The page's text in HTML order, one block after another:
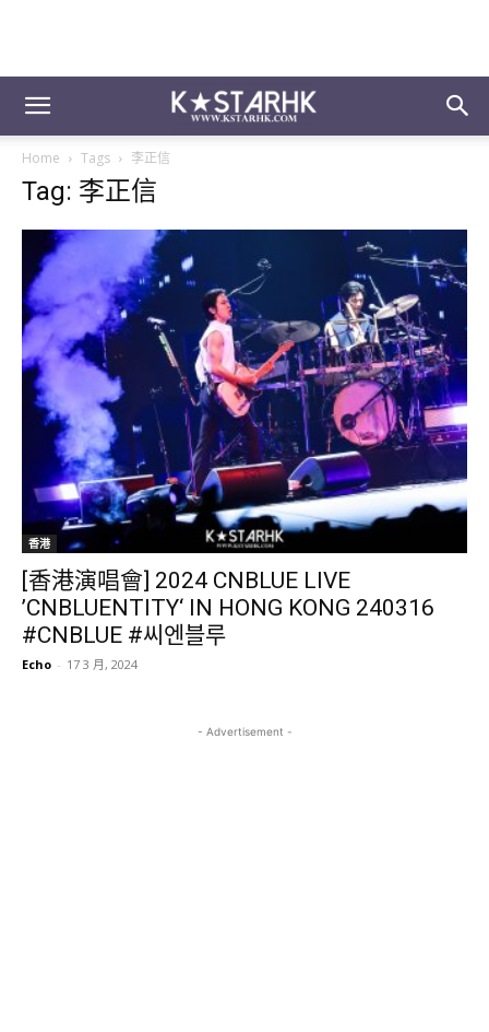
Home Tags 李正信
Tag: 李正信
香港
[香港演唱會] 2024 CNBLUE LIVE
’CNBLUENTITY‘ IN HONG KONG 240316
#CNBLUE #씨엔블루
Echo - 17 3 月, 2024
- Advertisement -